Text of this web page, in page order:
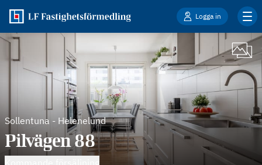
Logga in
Sollentuna - Helenelund
Pilvägen 88